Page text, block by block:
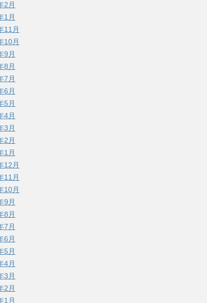
2月
1月
11月
10月
9月
8月
7月
6月
5月
4月
3月
2月
1月
12月
11月
10月
9月
8月
7月
6月
5月
4月
3月
2月
1月